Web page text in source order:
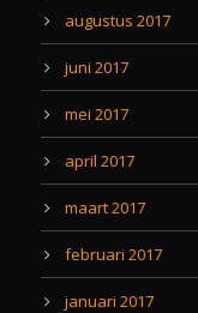
augustus 2017
juni 2017
mei 2017
april 2017
maart 2017
februari 2017
januari 2017